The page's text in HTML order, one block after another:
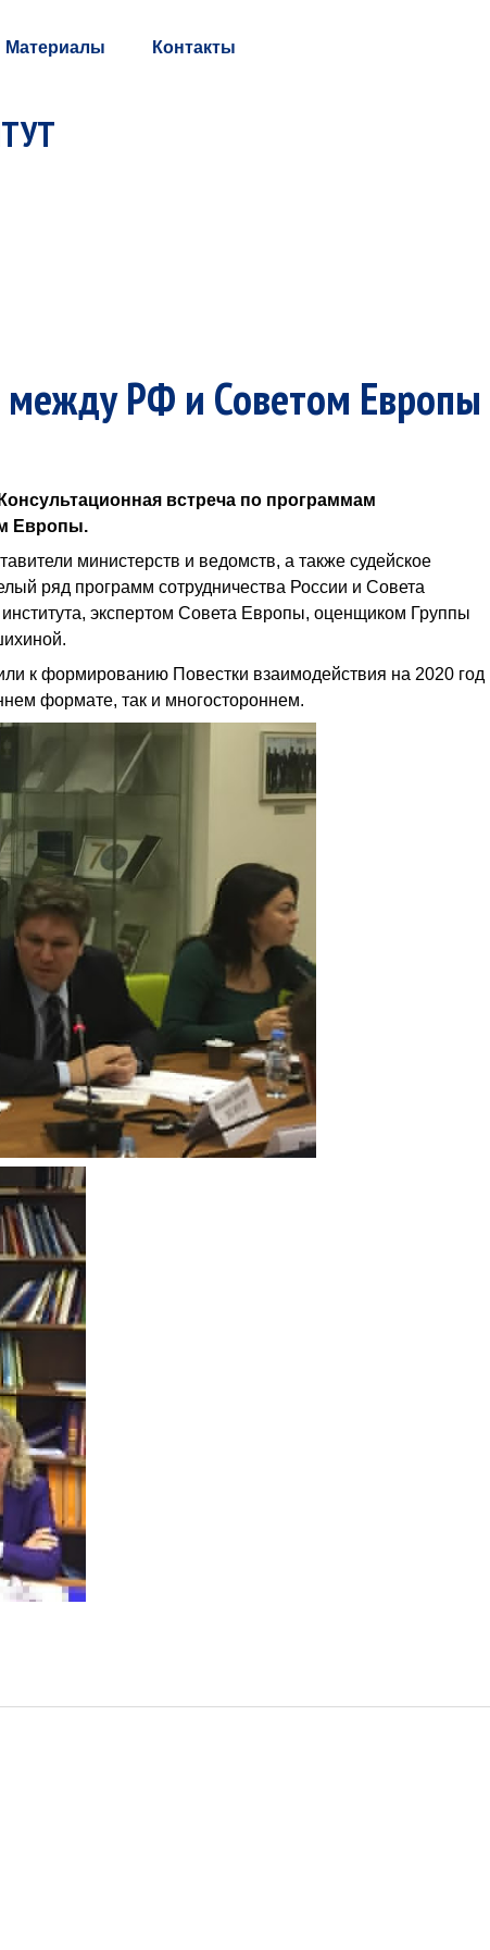
Материалы Контакты
между РФ и Советом Европы
встреча по программам
Европы.
министерств и ведомств, а также судейское
ряд программ сотрудничества России и Совета
экспертом Совета Европы, оценщиком Группы
к формированию Повестки взаимодействия на 2020 год
формате, так и многостороннем.